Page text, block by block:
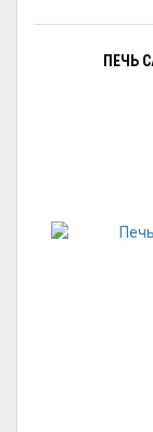
ПЕЧЬ